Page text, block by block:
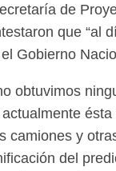
de
que “al
Gobierno
obtuvimos
camiones y
del